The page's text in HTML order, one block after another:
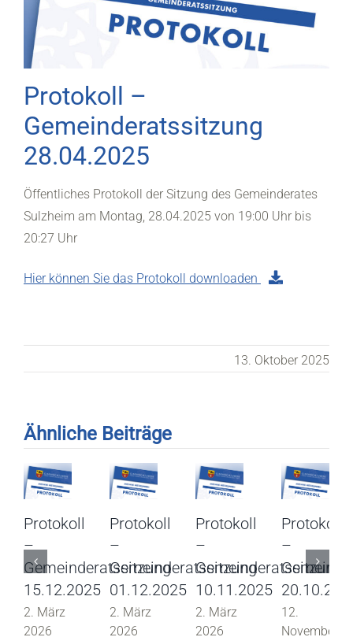
Protokoll –
Gemeinderatssitzung
28.04.2025
Öffentliches Protokoll der Sitzung des Gemeinderates
Sulzheim am Montag, 28.04.2025 von 19:00 Uhr bis
20:27 Uhr
Hier können Sie das Protokoll downloaden
13. Oktober 2025
Ähnliche Beiträge
Protokoll
–
Gemeinderatssitzung
15.12.2025
2. März
2026
Protokoll
–
Gemeinderatssitzung
01.12.2025
2. März
2026
Protokoll
–
Gemeinderatssitzung
10.11.2025
2. März
2026
Protokoll
–
12.
November